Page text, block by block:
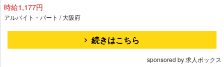
時給1,177円
アルバイト・パート / 大阪府
続きはこちら
sponsored by 求人ボックス